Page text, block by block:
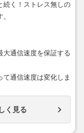
続く！ストレス無しの
大通信速度を保証する
通信速度は変化しま
く見る